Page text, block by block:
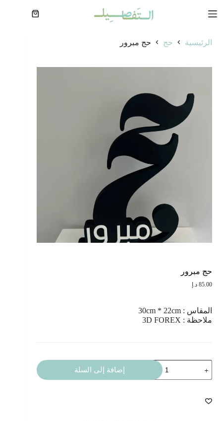
إلى
عربة
الرئيسية
حج حج مبرور
حج مبرور
85.00 د.إ
المقاس : 30cm * 22cm
ملاحظة : 3D FOREX
حج
مبرور
إضافة إلى السلة